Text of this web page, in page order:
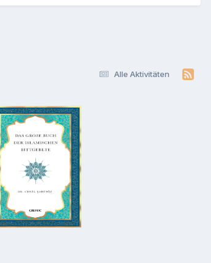
Alle Aktivitäten